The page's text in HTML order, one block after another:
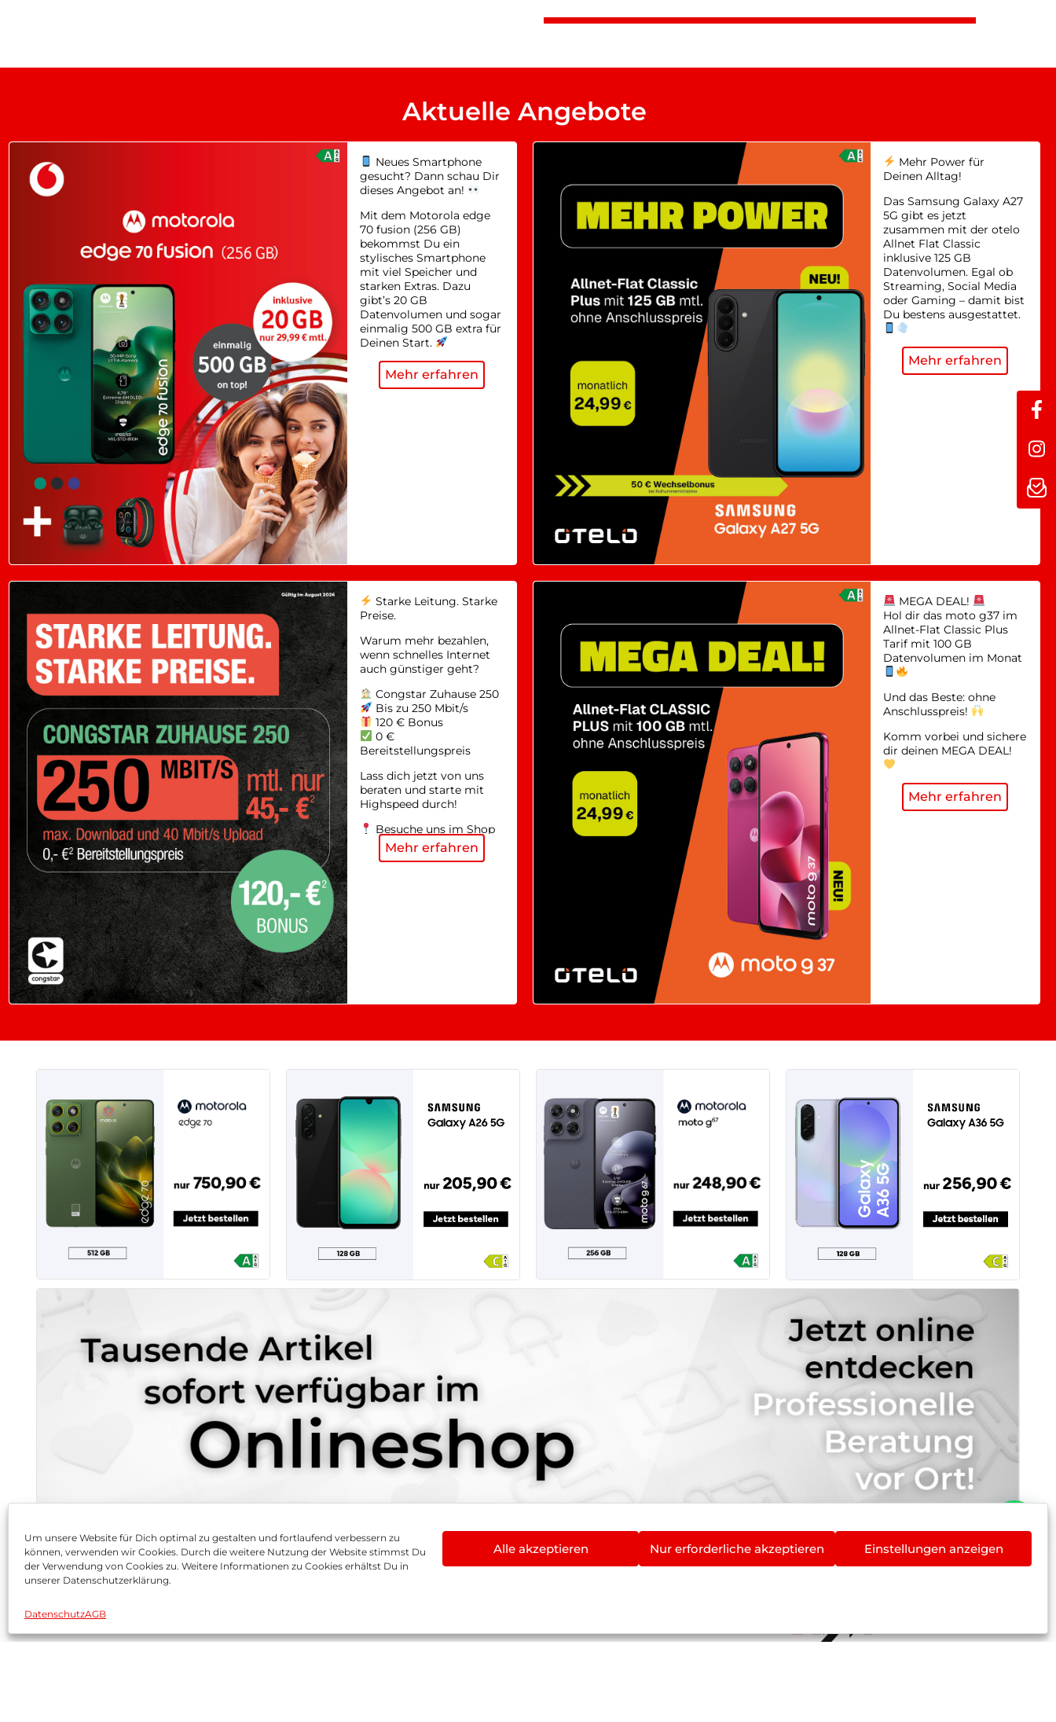
Um unsere Website für Dich optimal zu gestalten und fortlaufend verbessern zu
können, verwenden wir Cookies. Durch die weitere Nutzung der Website stimmst Du
der Verwendung von Cookies zu. Weitere Informationen zu Cookies erhältst Du in
unserer Datenschutzerklärung.
Alle akzeptieren Nur erforderliche akzeptieren Einstellungen anzeigen
DatenschutzAGB
Aktuelle Angebote
Neues Smartphone
gesucht? Dann schau Dir
dieses Angebot an!
Mit dem Motorola edge
70 fusion (256 GB)
bekommst Du ein
stylisches Smartphone
mit viel Speicher und
starken Extras. Dazu
gibt’s 20 GB
Datenvolumen und sogar
einmalig 500 GB extra für
Deinen Start.
Mehr erfahren
Mehr Power für
Deinen Alltag!
Das Samsung Galaxy A27
5G gibt es jetzt
zusammen mit der otelo
Allnet Flat Classic
inklusive 125 GB
Datenvolumen. Egal ob
Streaming, Social Media
oder Gaming – damit bist
Du bestens ausgestattet.
Mehr erfahren
Starke Leitung. Starke
Preise.
Warum mehr bezahlen,
wenn schnelles Internet
auch günstiger geht?
Congstar Zuhause 250
Bis zu 250 Mbit/s
120 € Bonus
0 €
Bereitstellungspreis
Lass dich jetzt von uns
beraten und starte mit
Highspeed durch!
Besuche uns im Shop
– Wir freuen uns auf dich!
Mehr erfahren
MEGA DEAL!
Hol dir das moto g37 im
Allnet-Flat Classic Plus
Tarif mit 100 GB
Datenvolumen im Monat
Und das Beste: ohne
Anschlusspreis!
Komm vorbei und sichere
dir deinen MEGA DEAL!
Mehr erfahren